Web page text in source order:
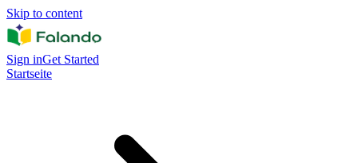
Skip to content
Sign inGet Started
Startseite